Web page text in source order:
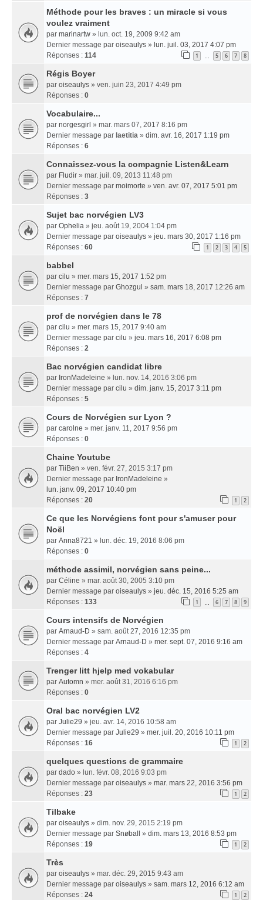
Méthode pour les braves : un miracle si vous
voulez vraiment
par marinartw » lun. oct. 19, 2009 9:42 am
Dernier message par oiseaulys » lun. juil. 03, 2017 4:07 pm
Réponses : 114 1 … 5 6 7 8
Régis Boyer
par oiseaulys » ven. juin 23, 2017 4:49 pm
Réponses : 0
Vocabulaire...
par norgesgirl » mar. mars 07, 2017 8:16 pm
Dernier message par laetitia » dim. avr. 16, 2017 1:19 pm
Réponses : 6
Connaissez-vous la compagnie Listen&Learn
par Fludir » mar. juil. 09, 2013 11:48 pm
Dernier message par moimorte » ven. avr. 07, 2017 5:01 pm
Réponses : 3
Sujet bac norvégien LV3
par Ophelia » jeu. août 19, 2004 1:04 pm
Dernier message par oiseaulys » jeu. mars 30, 2017 1:16 pm
Réponses : 60 1 2 3 4 5
babbel
par cilu » mer. mars 15, 2017 1:52 pm
Dernier message par Ghozgul » sam. mars 18, 2017 12:26 am
Réponses : 7
prof de norvégien dans le 78
par cilu » mer. mars 15, 2017 9:40 am
Dernier message par cilu » jeu. mars 16, 2017 6:08 pm
Réponses : 2
Bac norvégien candidat libre
par IronMadeleine » lun. nov. 14, 2016 3:06 pm
Dernier message par cilu » dim. janv. 15, 2017 3:11 pm
Réponses : 5
Cours de Norvégien sur Lyon ?
par carolne » mer. janv. 11, 2017 9:56 pm
Réponses : 0
Chaine Youtube
par TiiBen » ven. févr. 27, 2015 3:17 pm
Dernier message par IronMadeleine »
lun. janv. 09, 2017 10:40 pm
Réponses : 20 1 2
Ce que les Norvégiens font pour s'amuser pour
Noël
par Anna8721 » lun. déc. 19, 2016 8:06 pm
Réponses : 0
méthode assimil, norvégien sans peine...
par Céline » mar. août 30, 2005 3:10 pm
Dernier message par oiseaulys » jeu. déc. 15, 2016 5:25 am
Réponses : 133 1 … 6 7 8 9
Cours intensifs de Norvégien
par Arnaud-D » sam. août 27, 2016 12:35 pm
Dernier message par Arnaud-D » mer. sept. 07, 2016 9:16 am
Réponses : 4
Trenger litt hjelp med vokabular
par Automn » mer. août 31, 2016 6:16 pm
Réponses : 0
Oral bac norvégien LV2
par Julie29 » jeu. avr. 14, 2016 10:58 am
Dernier message par Julie29 » mer. juil. 20, 2016 10:11 pm
Réponses : 16 1 2
quelques questions de grammaire
par dado » lun. févr. 08, 2016 9:03 pm
Dernier message par oiseaulys » mar. mars 22, 2016 3:56 pm
Réponses : 23 1 2
Tilbake
par oiseaulys » dim. nov. 29, 2015 2:19 pm
Dernier message par Snøball » dim. mars 13, 2016 8:53 pm
Réponses : 19 1 2
Très
par oiseaulys » mar. déc. 29, 2015 9:43 am
Dernier message par oiseaulys » sam. mars 12, 2016 6:12 am
Réponses : 24 1 2